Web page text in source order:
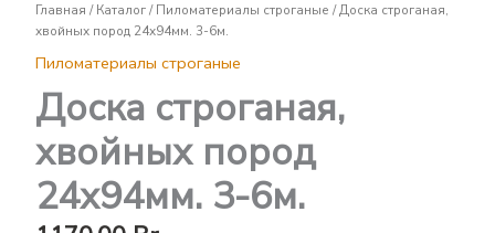
Главная /Каталог/Пиломатериалы строганые / Доска строганая,
хвойных пород 24х94мм. 3-6м.
Пиломатериалы строганые
Доска строганая,
хвойных пород
24х94мм. 3-6м.